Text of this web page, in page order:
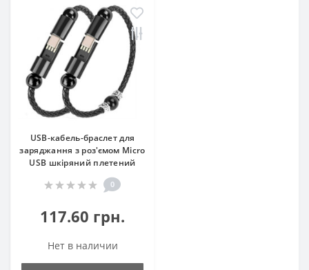
USB-кабель-браслет для
заряджання з роз'ємом Micro
USB шкіряний плетений
0
117.60 грн.
Нет в наличии